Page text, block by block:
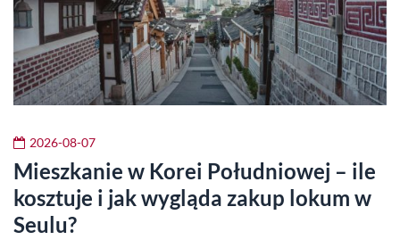
2026-08-07
Mieszkanie w Korei Południowej – ile
kosztuje i jak wygląda zakup lokum w
Seulu?